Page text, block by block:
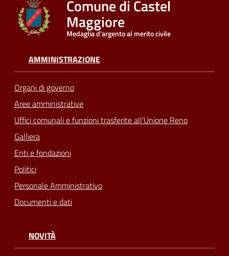
Seguici
Comune di Castel
Maggiore
Medaglia d'argento al merito civile
AMMINISTRAZIONE
Organi di governo
Aree amministrative
Uffici comunali e funzioni trasferite all'Unione Reno
Galliera
Enti e fondazioni
Politici
Personale Amministrativo
Documenti e dati
NOVITÀ